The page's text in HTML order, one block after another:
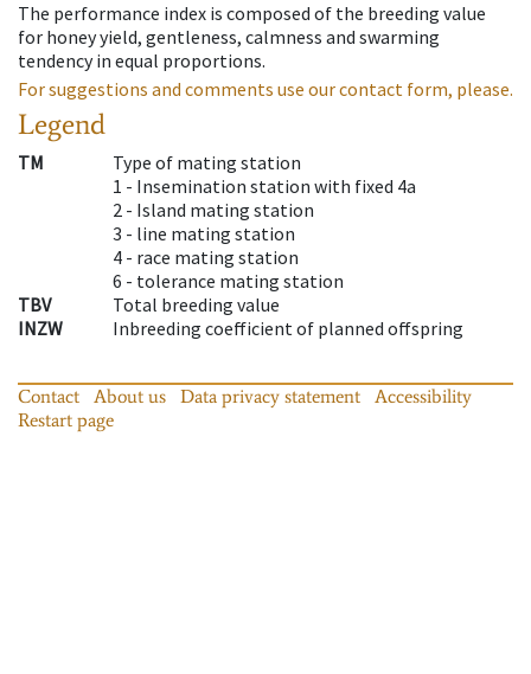
The performance index is composed of the breeding value
for honey yield, gentleness, calmness and swarming
tendency in equal proportions.
For suggestions and comments use our contact form, please.
Legend
TM
Type of mating station
1 - Insemination station with fixed 4a
2 - Island mating station
3 - line mating station
4 - race mating station
6 - tolerance mating station
TBV
Total breeding value
INZW
Inbreeding coefficient of planned offspring
Contact About us Data privacy statement
Accessibility
Restart page